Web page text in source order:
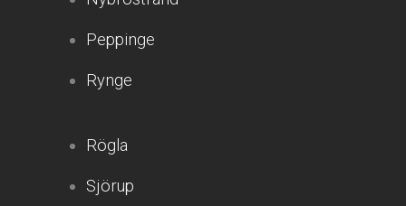
Peppinge
Rynge
Rögla
Sjörup